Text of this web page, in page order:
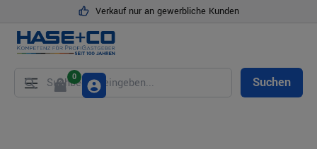
Verkauf nur an gewerbliche Kunden
Suchen
0